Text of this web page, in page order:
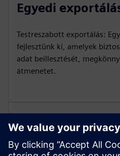
Egyedi
Testreszabott exportálás:
fejlesztünk ki, amelyek
adat beillesztését,
átmenetet.
Végrehajtási
Integrációs segítség: